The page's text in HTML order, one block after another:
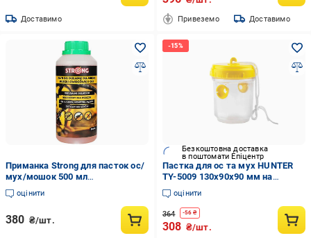
Доставимо Привеземо Доставимо
Приманка Strong для пасток ос/
мух/мошок 500 мл
(5904024532446)
оцінити
380 ₴/шт.
Безкоштовна доставка
в поштомати Епіцентр
Пастка для ос та мух HUNTER
TY-5009 130х90х90 мм на
відкритому повітрі або
всередині приміщення
екологічна багаторазова
пластикова (1191195055)
оцінити
364 -56 ₴
308 ₴/шт.